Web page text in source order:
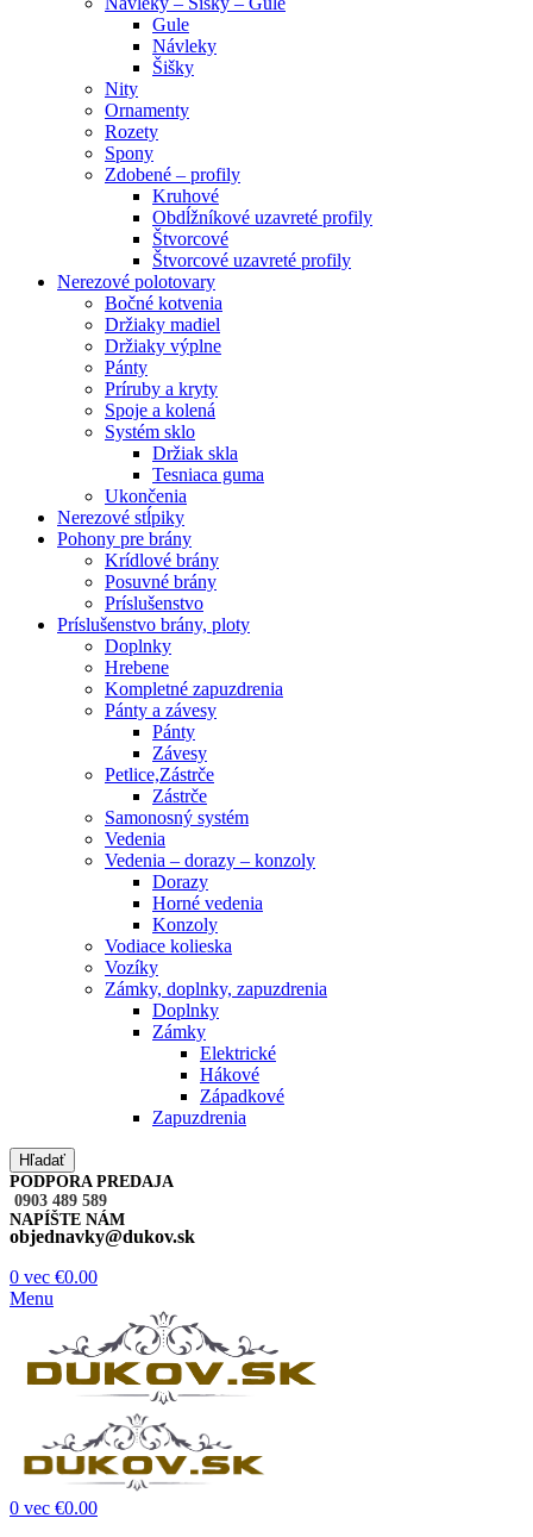
Gule
Návleky
Šišky
Nity
Ornamenty
Rozety
Spony
Zdobené – profily
Kruhové
Obdĺžníkové uzavreté profily
Štvorcové
Štvorcové uzavreté profily
Nerezové polotovary
Bočné kotvenia
Držiaky madiel
Držiaky výplne
Pánty
Príruby a kryty
Spoje a kolená
Systém sklo
Držiak skla
Tesniaca guma
Ukončenia
Nerezové stĺpiky
Pohony pre brány
Krídlové brány
Posuvné brány
Príslušenstvo
Príslušenstvo brány, ploty
Doplnky
Hrebene
Kompletné zapuzdrenia
Pánty a závesy
Pánty
Závesy
Petlice,Zástrče
Zástrče
Samonosný systém
Vedenia
Vedenia – dorazy – konzoly
Dorazy
Horné vedenia
Konzoly
Vodiace kolieska
Vozíky
Zámky, doplnky, zapuzdrenia
Doplnky
Zámky
Elektrické
Hákové
Západkové
Zapuzdrenia
Hľadať
PODPORA PREDAJA
0903 489 589
NAPÍŠTE NÁM
objednavky@dukov.sk
0 vec €0.00
Menu
0 vec €0.00